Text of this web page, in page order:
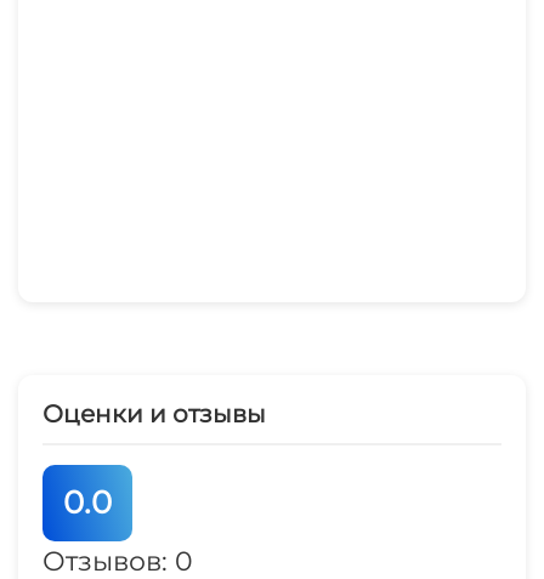
Оценки и отзывы
0.0
Отзывов: 0